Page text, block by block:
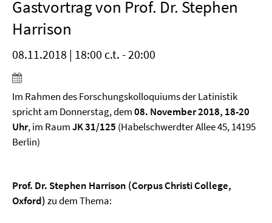
Gastvortrag von Prof. Dr. Stephen
Harrison
08.11.2018 | 18:00 c.t. - 20:00
Im Rahmen des Forschungskolloquiums der Latinistik
spricht am Donnerstag, dem08. November 2018, 18-20
Uhr, im RaumJK 31/125 (Habelschwerdter Allee 45, 14195
Berlin)
Prof. Dr. Stephen Harrison (Corpus Christi College,
Oxford)zu dem Thema: